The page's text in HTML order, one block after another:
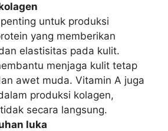
untuk produksi
yang memberikan
elastisitas pada kulit.
menjaga kulit tetap
awet muda. Vitamin A juga
produksi kolagen,
secara langsung.
luka